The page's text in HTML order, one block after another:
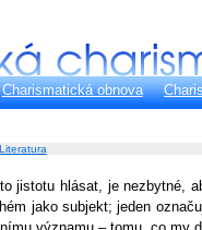
Charismatická obnova
Literatura
jistotu hlásat, je nezbytné,
jako subjekt; jeden